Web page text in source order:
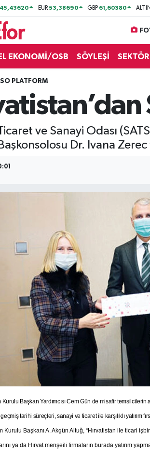
45,43620 EUR53,38690 GBP 61,60380 ALTIN
EKONOMİ/OSB SÖYLEŞİ SEKTÖR
PLATFORM
ve Sanayi Odası
Dr. Ivana Zerec
Başkan Yardımcısı Cem Gün de misafir temsilcilerin
tarihi süreçleri, sanayi ve ticaret ile karşılıklı yatırım
Kurulu Başkanı A. Akgün Altuğ, “Hırvatistan ile ticari
ya da Hırvat menşeili firmaların burada yatırım